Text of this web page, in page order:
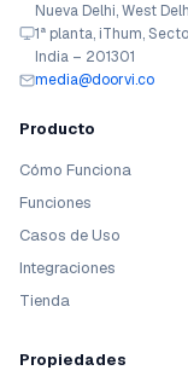
Nueva Delhi, West
1ª planta, iThum,
India – 201301
media@doorvi.co
Producto
Cómo Funciona
Funciones
Casos de Uso
Integraciones
Tienda
Propiedades